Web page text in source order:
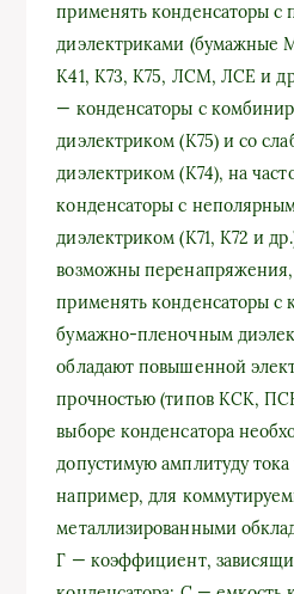
применять конденсаторы с
диэлектриками (бумажные
К41, К73, К75, ЛСМ, ЛСЕ и
— конденсаторы с
диэлектриком (К75) и со
диэлектриком (К74), на
конденсаторы с
диэлектриком (К71, К72 и
возможны перенапряжения,
применять конденсаторы
бумажно-пленочным
обладают повышенной
прочностью (типов КСК,
выборе конденсатора
допустимую амплитуду тока
например, для
металлизированными
Г — коэффициент,